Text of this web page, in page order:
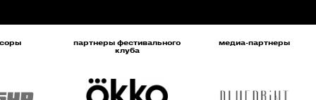
партнеры фестивального
медиа-партнеры